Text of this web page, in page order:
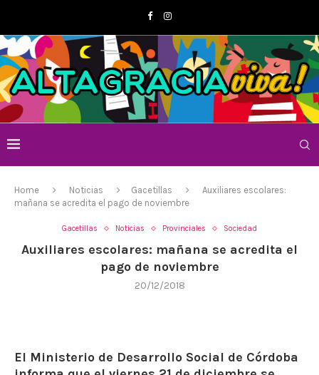
Home Noticias Gacetillas
Auxiliares escolares:
mañana se acredita el pago de noviembre
Gacetillas Noticias Provinciales Sociedad
Auxiliares escolares: mañana se acredita el
pago de noviembre
20/12/2018
El Ministerio de Desarrollo Social de Córdoba